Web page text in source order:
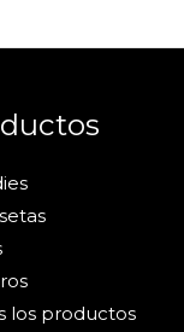
los productos